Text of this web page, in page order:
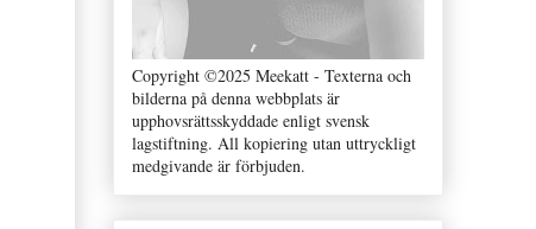
Copyright ©2025 Meekatt - Texterna och
bilderna på denna webbplats är
upphovsrättsskyddade enligt svensk
lagstiftning. All kopiering utan uttryckligt
medgivande är förbjuden.